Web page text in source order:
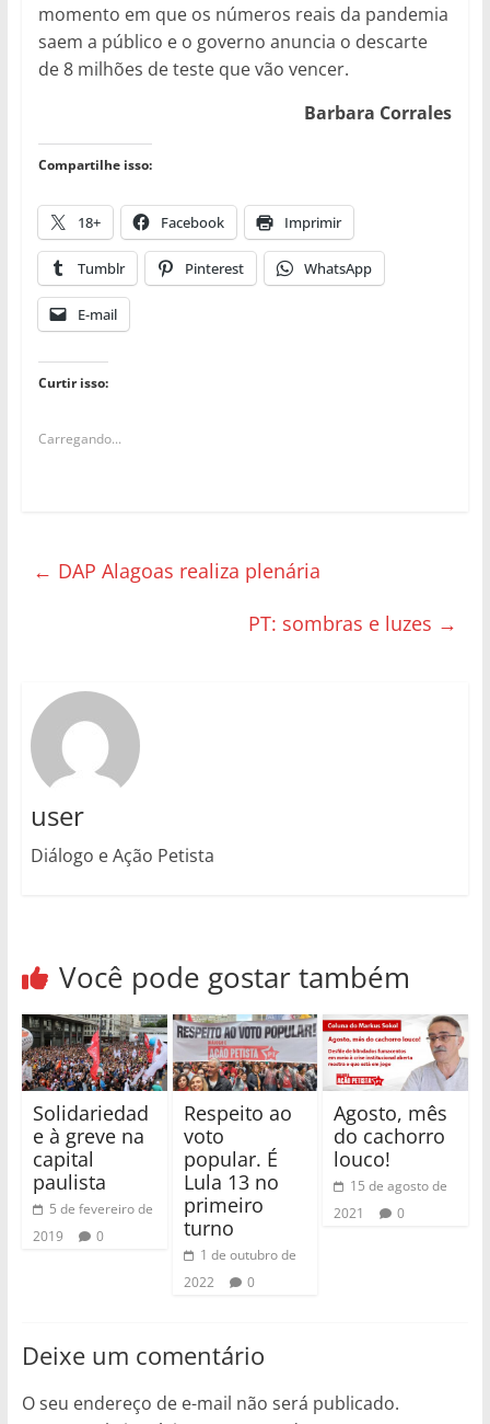
momento em que os números reais da pandemia
saem a público e o governo anuncia o descarte
de 8 milhões de teste que vão vencer.
Barbara Corrales
Compartilhe isso:
18+ Facebook Imprimir
Tumblr Pinterest WhatsApp
E-mail
Curtir isso:
Carregando...
← DAP Alagoas realiza plenária
PT: sombras e luzes →
user
Diálogo e Ação Petista
Você pode gostar também
Solidariedad
e à greve na
capital
paulista
5 de fevereiro de
2019
0
Respeito ao
voto
popular. É
Lula 13 no
primeiro
turno
1 de outubro de
2022
0
Agosto, mês
do cachorro
louco!
15 de agosto de
2021
0
Deixe um comentário
O seu endereço de e-mail não será publicado.